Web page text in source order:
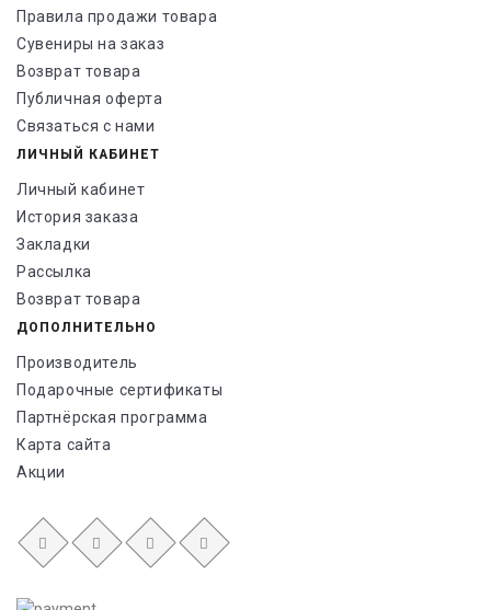
Правила продажи товара
Сувениры на заказ
Возврат товара
Публичная оферта
Связаться с нами
ЛИЧНЫЙ КАБИНЕТ
Личный кабинет
История заказа
Закладки
Рассылка
Возврат товара
ДОПОЛНИТЕЛЬНО
Производитель
Подарочные сертификаты
Партнёрская программа
Карта сайта
Акции